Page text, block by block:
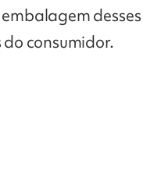
consumidor.